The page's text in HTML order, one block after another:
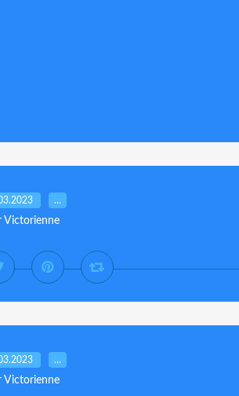
…
Victorienne
…
Victorienne